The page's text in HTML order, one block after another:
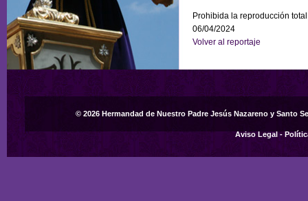
Prohibida la reproducción
06/04/2024
Volver al reportaje
© 2026 Hermandad de Nuestro Padre Jesús Nazareno y Santo
Aviso Legal-